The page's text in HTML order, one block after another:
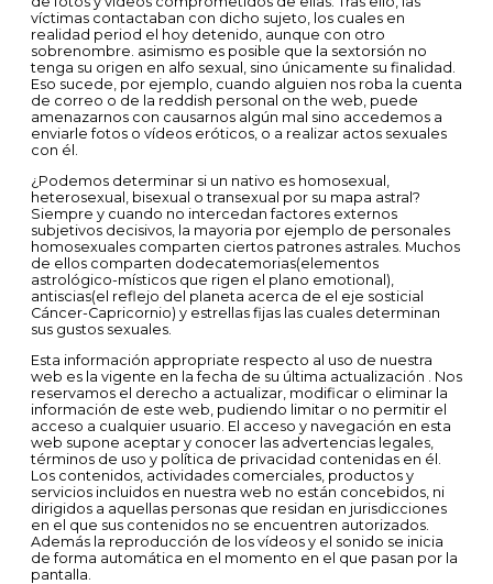
víctimas contactaban con dicho sujeto, los cuales en
realidad period el hoy detenido, aunque con otro
sobrenombre. asimismo es posible que la sextorsión no
tenga su origen en alfo sexual, sino únicamente su finalidad.
Eso sucede, por ejemplo, cuando alguien nos roba la cuenta
de correo o de la reddish personal on the web, puede
amenazarnos con causarnos algún mal sino accedemos a
enviarle fotos o vídeos eróticos, o a realizar actos sexuales
con él.
¿Podemos determinar si un nativo es homosexual,
heterosexual, bisexual o transexual por su mapa astral?
Siempre y cuando no intercedan factores externos
subjetivos decisivos, la mayoria por ejemplo de personales
homosexuales comparten ciertos patrones astrales. Muchos
de ellos comparten dodecatemorias(elementos
astrológico-místicos que rigen el plano emotional),
antiscias(el reflejo del planeta acerca de el eje sosticial
Cáncer-Capricornio) y estrellas fijas las cuales determinan
sus gustos sexuales.
Esta información appropriate respecto al uso de nuestra
web es la vigente en la fecha de su última actualización . Nos
reservamos el derecho a actualizar, modificar o eliminar la
información de este web, pudiendo limitar o no permitir el
acceso a cualquier usuario. El acceso y navegación en esta
web supone aceptar y conocer las advertencias legales,
términos de uso y política de privacidad contenidas en él.
Los contenidos, actividades comerciales, productos y
servicios incluidos en nuestra web no están concebidos, ni
dirigidos a aquellas personas que residan en jurisdicciones
en el que sus contenidos no se encuentren autorizados.
Además la reproducción de los vídeos y el sonido se inicia
de forma automática en el momento en el que pasan por la
pantalla.